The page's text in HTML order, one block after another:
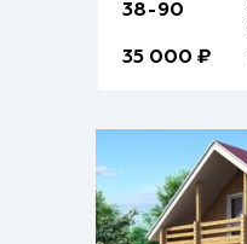
38-90
35 000 ₽